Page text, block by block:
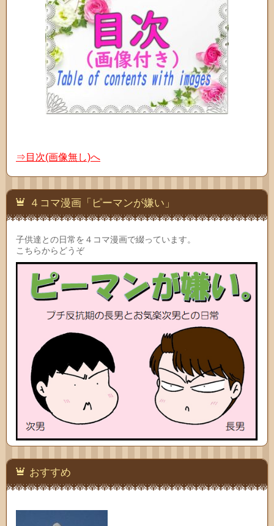
⇒目次(画像無し)へ
４コマ漫画「ピーマンが嫌い」
子供達との日常を４コマ漫画で綴っています。
こちらからどうぞ
おすすめ